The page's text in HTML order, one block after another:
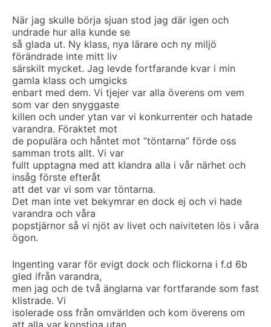
När jag skulle börja sjuan stod jag där igen och
undrade hur alla kunde se
så glada ut. Ny klass, nya lärare och ny miljö
förändrade inte mitt liv
särskilt mycket. Jag levde fortfarande kvar i min
gamla klass och umgicks
enbart med dem. Vi tjejer var alla överens om vem
som var den snyggaste
killen och under ytan var vi konkurrenter och hatade
varandra. Föraktet mot
de populära och håntet mot ”töntarna” förde oss
samman trots allt. Vi var
fullt upptagna med att klandra alla i vår närhet och
insåg förste efteråt
att det var vi som var töntarna.
Det man inte vet bekymrar en dock ej och vi hade
varandra och våra
popstjärnor så vi njöt av livet och naiviteten lös i våra
ögon.
Ingenting varar för evigt dock och flickorna i f.d 6b
gled ifrån varandra,
men jag och de två änglarna var fortfarande som fast
klistrade. Vi
isolerade oss från omvärlden och kom överens om
att alla var konstiga utan